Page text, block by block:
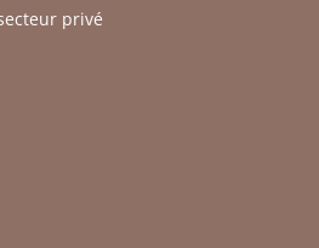
privé